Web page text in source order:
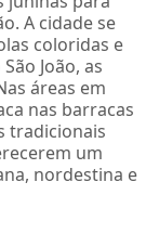
A cidade se
coloridas e
João, as
áreas em
nas barracas
tradicionais
um
nordestina e